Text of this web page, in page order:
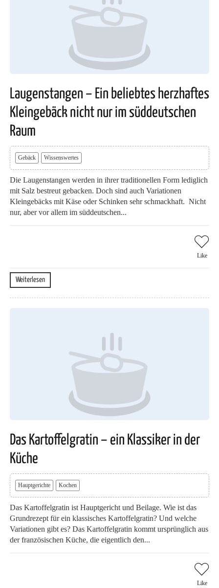
Laugenstangen – Ein beliebtes herzhaftes
Kleingebäck nicht nur im süddeutschen
Raum
Gebäck Wissenswertes
Die Laugenstangen werden in ihrer traditionellen Form lediglich
mit Salz bestreut gebacken. Doch sind auch Variationen
Kleingebäcks mit Käse oder Schinken sehr schmackhaft. Nicht
nur, aber vor allem im süddeutschen...
Like
Weiterlesen
Das Kartoffelgratin – ein Klassiker in der
Küche
Hauptgerichte Kochen
Das Kartoffelgratin ist Hauptgericht und Beilage. Wie ist das
Grundrezept für ein klassisches Kartoffelgratin? Und welche
Variationen gibt es? Das Kartoffelgratin kommt ursprünglich aus
der französischen Küche, die eigentlich den...
Like